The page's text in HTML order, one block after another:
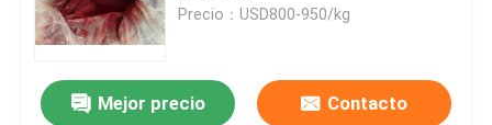
Precio：USD800-950/kg
Mejor precio Contacto